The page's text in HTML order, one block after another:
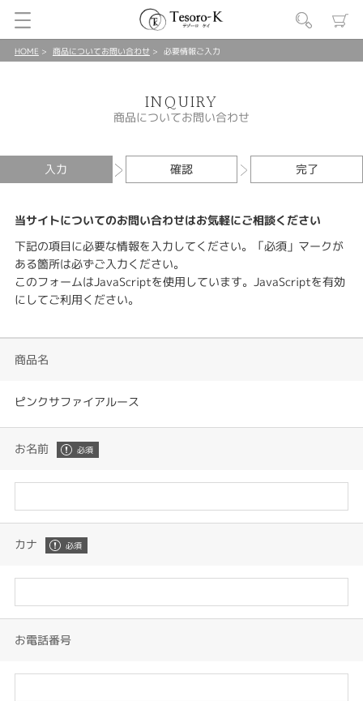
HOME 商品についてお問い合わせ 必要情報ご入力
INQUIRY
商品についてお問い合わせ
入力 確認 完了
当サイトについてのお問い合わせはお気軽にご相談ください
下記の項目に必要な情報を入力してください。「必須」マークが
ある箇所は必ずご入力ください。
このフォームはJavaScriptを使用しています。JavaScriptを有効
にしてご利用ください。
商品名
ピンクサファイアルース
お名前
カナ
お電話番号